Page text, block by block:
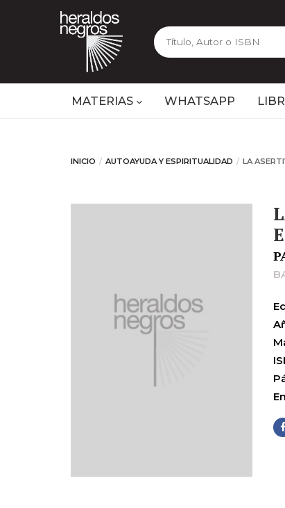
MATERIAS WHATSAPP
INICIO AUTOAYUDA Y ESPIRITUALIDAD LA